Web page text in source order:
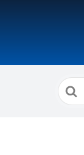
Suche
nach